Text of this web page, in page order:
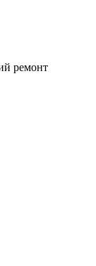
ремонт